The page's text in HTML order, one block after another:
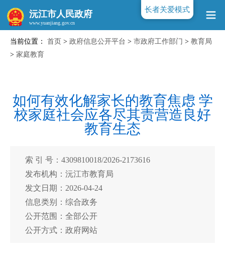
沅江市人民政府
当前位置： 首页 > 政府信息公开平台 > 市政府工作部门 > 教育局
> 家庭教育
如何有效化解家长的教育焦虑 学
校家庭社会应各尽其责营造良好
教育生态
索 引 号：4309810018/2026-2173616
发布机构：沅江市教育局
发文日期：2026-04-24
信息类别：综合政务
公开范围：全部公开
公开方式：政府网站
长者关爱模式